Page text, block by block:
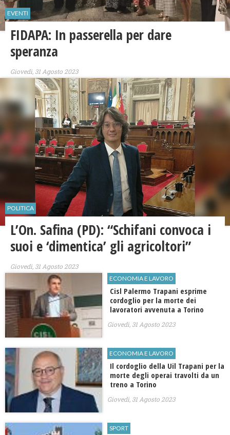
EVENTI
​FIDAPA: In passerella per dare
speranza
Giovedì, 31 Agosto 2023
POLITICA
L’On. Safina (PD): “Schifani convoca i
suoi e ‘dimentica’ gli agricoltori”
Giovedì, 31 Agosto 2023
ECONOMIA E LAVORO
Cisl Palermo Trapani esprime
cordoglio per la morte dei
lavoratori avvenuta a Torino
Giovedì, 31 Agosto 2023
ECONOMIA E LAVORO
Il cordoglio della Uil Trapani per la
morte degli operai travolti da un
treno a Torino
Giovedì, 31 Agosto 2023
SPORT